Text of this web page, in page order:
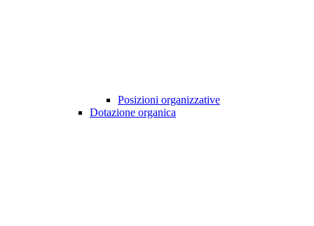
Posizioni organizzative
Dotazione organica